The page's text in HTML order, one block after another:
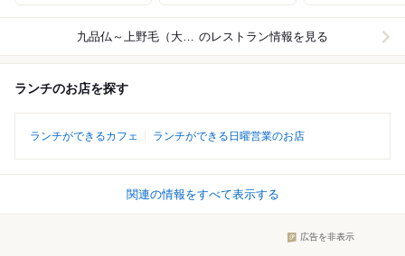
九品仏～上野毛（大井町線） のレストラン情報を見る
ランチのお店を探す
ランチができるカフェ ランチができる日曜営業のお店
関連の情報をすべて表示する
広告を非表示